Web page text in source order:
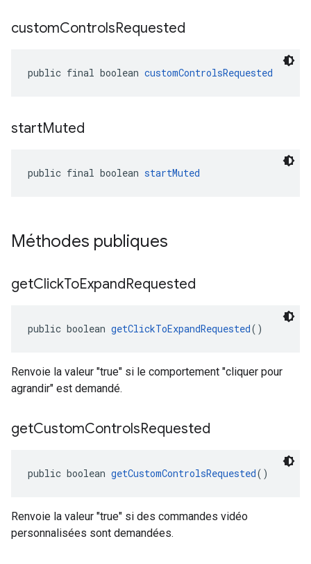
customControlsRequested
public final boolean customControlsRequested
startMuted
public final boolean startMuted
Méthodes publiques
getClickToExpandRequested
public boolean getClickToExpandRequested()
Renvoie la valeur "true" si le comportement "cliquer pour
agrandir" est demandé.
getCustomControlsRequested
public boolean getCustomControlsRequested()
Renvoie la valeur "true" si des commandes vidéo
personnalisées sont demandées.